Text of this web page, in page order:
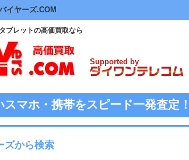
イヤーズ.COM
ブレットの高価買取なら
Supported by
スマホ・携帯をスピード一発査定！
ズから検索